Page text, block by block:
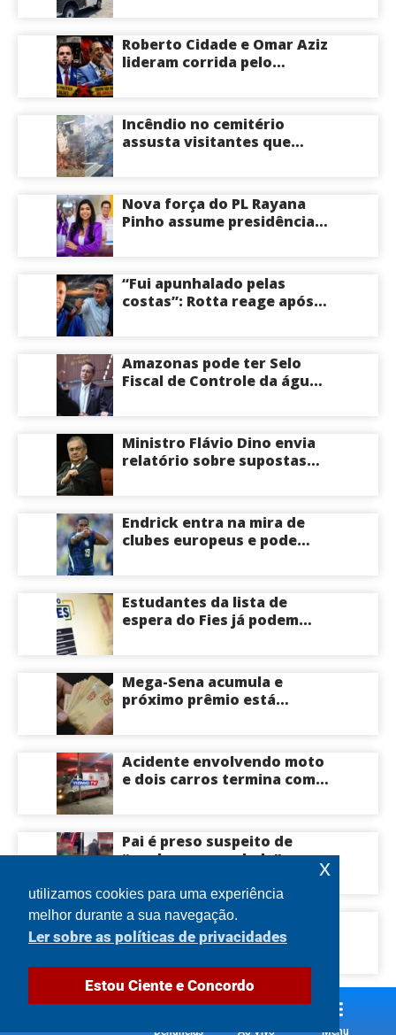
Roberto Cidade e Omar Aziz
lideram corrida pelo
Incêndio no cemitério
assusta visitantes que
Nova força do PL Rayana
Pinho assume presidência
como nome competitivo
para a ALEAM
“Fui apunhalado pelas
costas”: Rotta reage após
o Senado pelo Amazonas;
veja
Amazonas pode ter Selo
Fiscal de Controle da água
Ministro Flávio Dino envia
relatório sobre supostas
Endrick entra na mira de
clubes europeus e pode
Estudantes da lista de
espera do Fies já podem
Mega-Sena acumula e
próximo prêmio está
Acidente envolvendo moto
e dois carros termina com
Pai é preso suspeito de
“quebrar na paulada” a
durante um ano em
Itacoatiara: “batia para
corrigir e educar”; veja
vídeo
Engavetamento com cinco
veículos provoca
Manaus
Denúncias Ao Vivo Menu
utilizamos cookies para uma experiência
melhor durante a sua navegação.
Ler sobre as políticas de privacidades
Estou Ciente e Concordo
x